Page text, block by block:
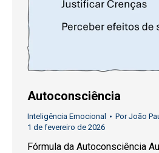
Autoconsciência
Inteligência Emocional PorJoão
1 de fevereiro de 2026
Fórmula da Autoconsciência